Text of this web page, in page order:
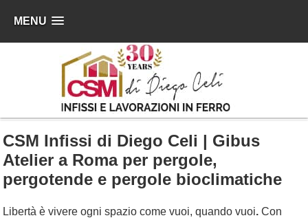
MENU
CSM Infissi di Diego Celi | Gibus
Atelier a Roma per pergole,
pergotende e pergole bioclimatiche
Libertà è vivere ogni spazio come vuoi, quando vuoi. Con